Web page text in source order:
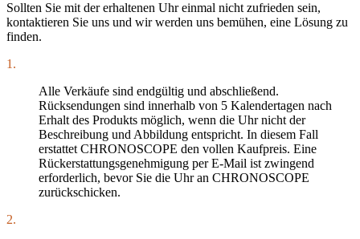
Sollten Sie mit der erhaltenen Uhr einmal nicht zufrieden sein,
kontaktieren Sie uns und wir werden uns bemühen, eine Lösung zu
finden.
1.
Alle Verkäufe sind endgültig und abschließend.
Rücksendungen sind innerhalb von 5 Kalendertagen nach
Erhalt des Produkts möglich, wenn die Uhr nicht der
Beschreibung und Abbildung entspricht. In diesem Fall
erstattet CHRONOSCOPE den vollen Kaufpreis. Eine
Rückerstattungsgenehmigung per E-Mail ist zwingend
erforderlich, bevor Sie die Uhr an CHRONOSCOPE
zurückschicken.
2.